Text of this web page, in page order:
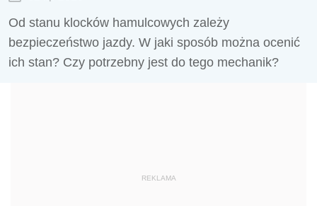
Od stanu klocków hamulcowych zależy
bezpieczeństwo jazdy. W jaki sposób można ocenić
ich stan? Czy potrzebny jest do tego mechanik?
REKLAMA